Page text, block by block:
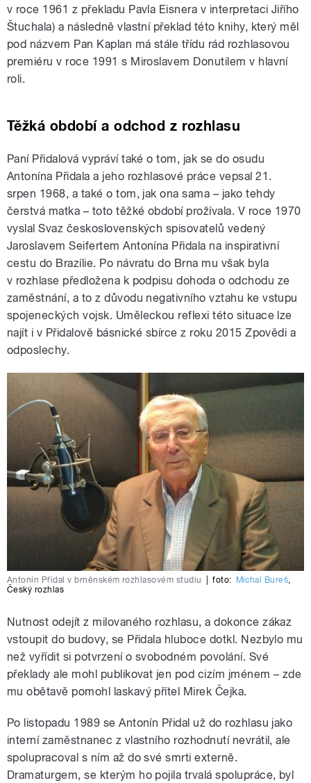
v roce 1961 z překladu Pavla Eisnera v interpretaci Jiřího
Štuchala) a následně vlastní překlad této knihy, který měl
pod názvem Pan Kaplan má stále třídu rád rozhlasovou
premiéru v roce 1991 s Miroslavem Donutilem v hlavní
roli.
Těžká období a odchod z rozhlasu
Paní Přidalová vypráví také o tom, jak se do osudu
Antonína Přidala a jeho rozhlasové práce vepsal 21.
srpen 1968, a také o tom, jak ona sama – jako tehdy
čerstvá matka – toto těžké období prožívala. V roce 1970
vyslal Svaz československých spisovatelů vedený
Jaroslavem Seifertem Antonína Přidala na inspirativní
cestu do Brazílie. Po návratu do Brna mu však byla
v rozhlase předložena k podpisu dohoda o odchodu ze
zaměstnání, a to z důvodu negativního vztahu ke vstupu
spojeneckých vojsk. Uměleckou reflexi této situace lze
najít i v Přidalově básnické sbírce z roku 2015 Zpovědi a
odposlechy.
Antonín Přidal v brněnském rozhlasovém studiu foto: Michal Bureš,
Český rozhlas
Nutnost odejít z milovaného rozhlasu, a dokonce zákaz
vstoupit do budovy, se Přidala hluboce dotkl. Nezbylo mu
než vyřídit si potvrzení o svobodném povolání. Své
překlady ale mohl publikovat jen pod cizím jménem – zde
mu obětavě pomohl laskavý přítel Mirek Čejka.
Po listopadu 1989 se Antonín Přidal už do rozhlasu jako
interní zaměstnanec z vlastního rozhodnutí nevrátil, ale
spolupracoval s ním až do své smrti externě.
Dramaturgem, se kterým ho pojila trvalá spolupráce, byl